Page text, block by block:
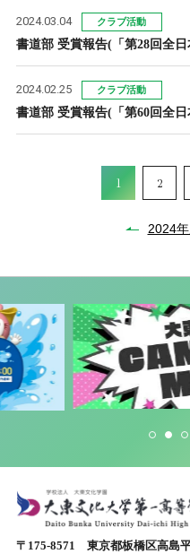
2024.03.04 クラブ活動
書道部 受賞報告(「第28回全
2024.02.25 クラブ活動
書道部 受賞報告(「第60回全
1 2
2024
〒175-8571 東京都板橋区高島